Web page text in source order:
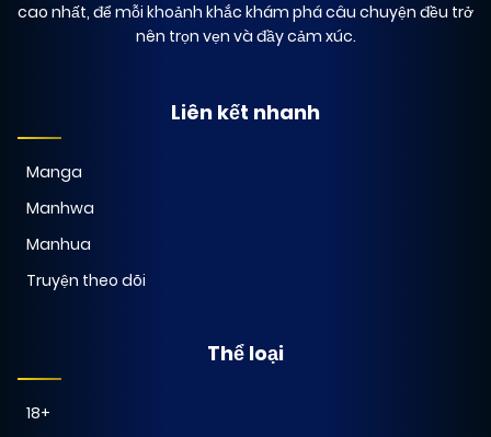
cao nhất, để mỗi khoảnh khắc khám phá câu chuyện đều trở
nên trọn vẹn và đầy cảm xúc.
Liên kết nhanh
Manga
Manhwa
Manhua
Truyện theo dõi
Thể loại
18+